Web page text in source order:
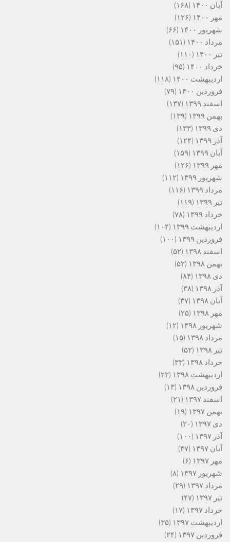
آبان ۱۴۰۰
(۱۶۸)
مهر ۱۴۰۰
(۱۲۶)
شهریور ۱۴۰۰
(۶۶)
مرداد ۱۴۰۰
(۱۵۱)
تیر ۱۴۰۰
(۱۱۰)
خرداد ۱۴۰۰
(۹۵)
اردیبهشت ۱۴۰۰
(۱۱۸)
فروردین ۱۴۰۰
(۷۹)
اسفند ۱۳۹۹
(۱۳۷)
بهمن ۱۳۹۹
(۱۳۹)
دی ۱۳۹۹
(۱۳۳)
آذر ۱۳۹۹
(۱۲۴)
آبان ۱۳۹۹
(۱۵۹)
مهر ۱۳۹۹
(۱۲۶)
شهریور ۱۳۹۹
(۱۱۲)
مرداد ۱۳۹۹
(۱۱۶)
تیر ۱۳۹۹
(۱۱۹)
خرداد ۱۳۹۹
(۷۸)
اردیبهشت ۱۳۹۹
(۱۰۴)
فروردین ۱۳۹۹
(۱۰۰)
اسفند ۱۳۹۸
(۵۲)
بهمن ۱۳۹۸
(۵۲)
دی ۱۳۹۸
(۸۴)
آذر ۱۳۹۸
(۳۸)
آبان ۱۳۹۸
(۳۷)
مهر ۱۳۹۸
(۲۵)
شهریور ۱۳۹۸
(۱۲)
مرداد ۱۳۹۸
(۱۵)
تیر ۱۳۹۸
(۵۲)
خرداد ۱۳۹۸
(۳۳)
اردیبهشت ۱۳۹۸
(۲۲)
فروردین ۱۳۹۸
(۱۳)
اسفند ۱۳۹۷
(۲۱)
بهمن ۱۳۹۷
(۱۹)
دی ۱۳۹۷
(۲۰)
آذر ۱۳۹۷
(۱۰۰)
آبان ۱۳۹۷
(۴۷)
مهر ۱۳۹۷
(۶)
شهریور ۱۳۹۷
(۸)
مرداد ۱۳۹۷
(۲۹)
تیر ۱۳۹۷
(۴۷)
خرداد ۱۳۹۷
(۱۷)
اردیبهشت ۱۳۹۷
(۳۵)
فروردین ۱۳۹۷
(۲۴)